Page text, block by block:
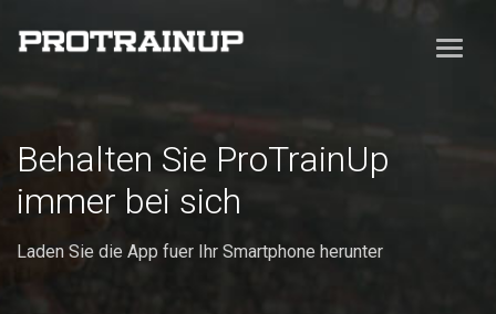
Behalten Sie ProTrainUp
immer bei sich
Laden Sie die App fuer Ihr Smartphone herunter